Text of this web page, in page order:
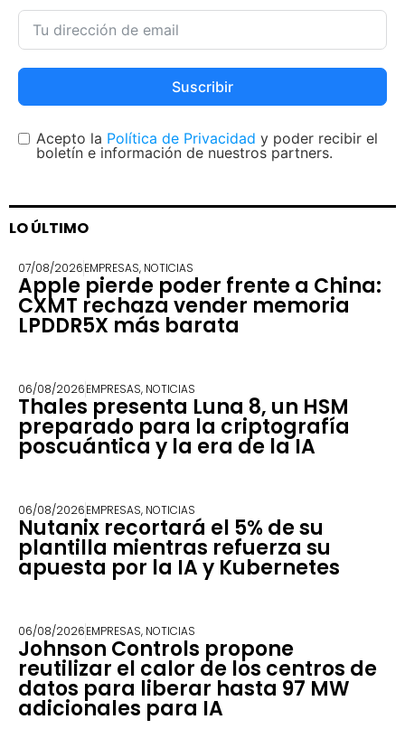
Suscribir
Acepto la Política de Privacidad y poder recibir el
boletín e información de nuestros partners.
LO ÚLTIMO
07/08/2026EMPRESAS, NOTICIAS
Apple pierde poder frente a China:
CXMT rechaza vender memoria
LPDDR5X más barata
06/08/2026EMPRESAS, NOTICIAS
Thales presenta Luna 8, un HSM
preparado para la criptografía
poscuántica y la era de la IA
06/08/2026EMPRESAS, NOTICIAS
Nutanix recortará el 5% de su
plantilla mientras refuerza su
apuesta por la IA y Kubernetes
06/08/2026EMPRESAS, NOTICIAS
Johnson Controls propone
reutilizar el calor de los centros de
datos para liberar hasta 97 MW
adicionales para IA